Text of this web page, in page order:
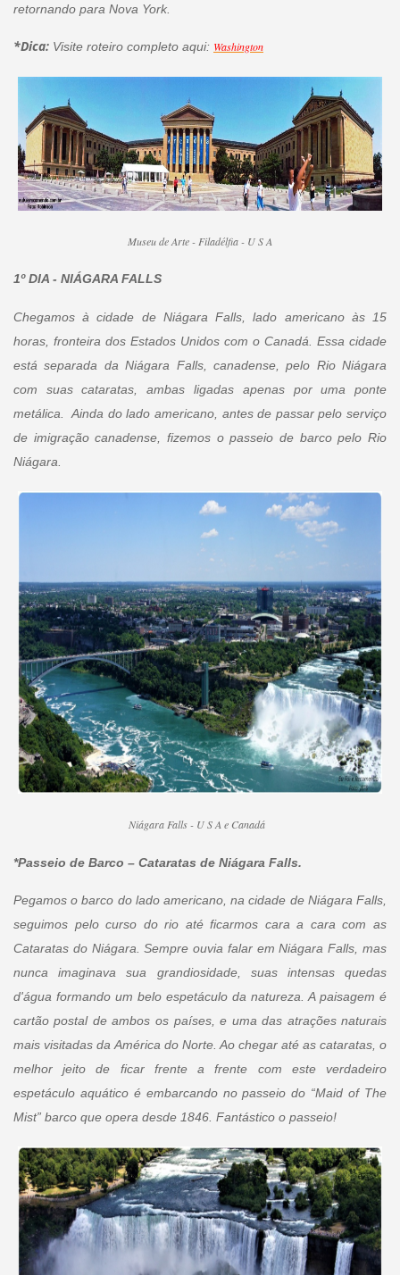
retornando para Nova York.
*Dica: Visite roteiro completo aqui: Washington
Museu de Arte - Filadélfia - U S A
1º DIA - NIÁGARA FALLS
Chegamos à cidade de Niágara Falls, lado americano às 15
horas, fronteira dos Estados Unidos com o Canadá. Essa cidade
está separada da Niágara Falls, canadense, pelo Rio Niágara
com suas cataratas, ambas ligadas apenas por uma ponte
metálica. Ainda do lado americano, antes de passar pelo serviço
de imigração canadense, fizemos o passeio de barco pelo Rio
Niágara.
Niágara Falls - U S A e Canadá
*Passeio de Barco – Cataratas de Niágara Falls.
Pegamos o barco do lado americano, na cidade de Niágara Falls,
seguimos pelo curso do rio até ficarmos cara a cara com as
Cataratas do Niágara. Sempre ouvia falar em Niágara Falls, mas
nunca imaginava sua grandiosidade, suas intensas quedas
d'água formando um belo espetáculo da natureza. A paisagem é
cartão postal de ambos os países, e uma das atrações naturais
mais visitadas da América do Norte. Ao chegar até as cataratas, o
melhor jeito de ficar frente a frente com este verdadeiro
espetáculo aquático é embarcando no passeio do “Maid of The
Mist” barco que opera desde 1846. Fantástico o passeio!